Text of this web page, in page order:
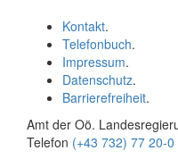
Kontakt.
Telefonbuch.
Impressum.
Datenschutz.
Barrierefreiheit.
Amt der Oö.
Telefon (+43 732) 77 20-0